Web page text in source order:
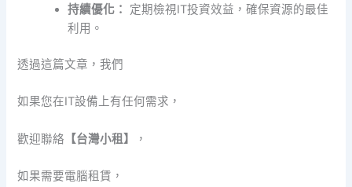
持續優化：
定期檢視IT投資效益，確保資源的最佳
利用。
透過這篇文章，我們
如果您在IT設備上有任何需求，
歡迎聯絡 【台灣小租】 ，
如果需要電腦租賃，